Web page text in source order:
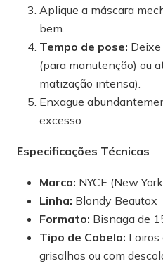
Aplique a máscara
bem.
Tempo de pose: Deixe
(para manutenção) ou
matização intensa).
Enxague
excesso
Especificações Técnicas
Marca: NYCE (New
Linha: Blondy Beautox
Formato: Bisnaga de
Tipo de Cabelo: Loiros
grisalhos ou com